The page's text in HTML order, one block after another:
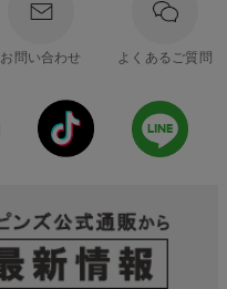
お問い合わせ よくあるご質問